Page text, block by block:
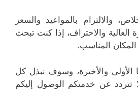
والالتزام بالمواعيد والسعر
العالية والاحتراف، إذا كنت تبحث
المناسب.
الأولى والأخيرة، وسوف نبذل كل
تتردد عن خدمتكم الوصول إليكم